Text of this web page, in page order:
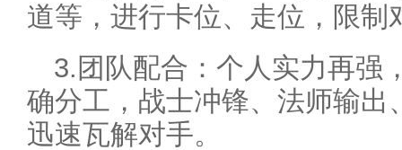
道等，进行卡位、走位，限制
3.团队配合：个人实力再强
确分工，战士冲锋、法师输出
迅速瓦解对手。